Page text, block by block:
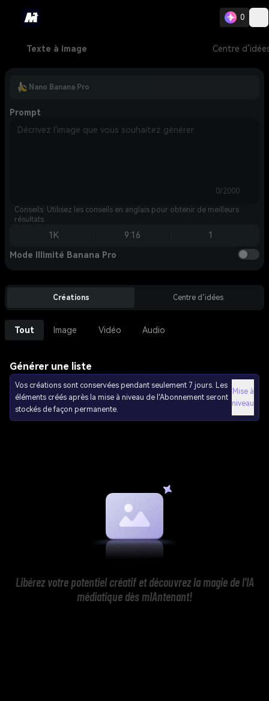
0
Texte à image Centre
Nano Banana Pro
Prompt
0/2000
Conseils: Utilisez les conseils en anglais pour obtenir de meilleurs
résultats.
1K 9:16 1
Mode Illimité Banana Pro
Créations Centre d’idées
Tout Image Vidéo Audio
Générer une liste
Vos créations sont conservées pendant seulement 7 jours. Les
éléments créés après la mise à niveau de l'Abonnement seront
stockés de façon permanente.
Mise à
niveau
Libérez votre potentiel créatif et découvrez la magie de l'IA
médiatique dès mIAntenant!